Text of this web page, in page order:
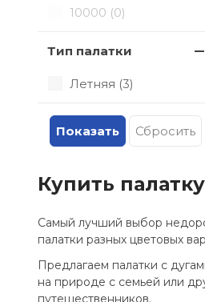
10000 (0)
Тип палатки
Летняя (3)
Купить
Самый лучший выбор
палатки разных цветовых
Предлагаем палатки с
на природе с семьей или
путешественников.